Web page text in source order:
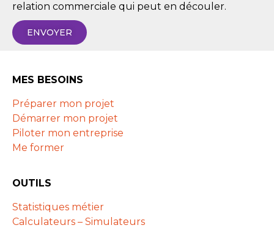
relation commerciale qui peut en découler.
ENVOYER
MES BESOINS
Préparer mon projet
Démarrer mon projet
Piloter mon entreprise
Me former
OUTILS
Statistiques métier
Calculateurs – Simulateurs